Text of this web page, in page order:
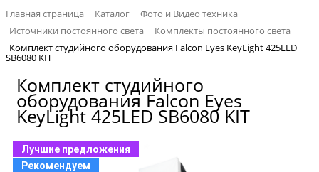
Главная страница Каталог
Фото и Видео техника
Источники постоянного света
Комплекты постоянного света
Комплект студийного оборудования Falcon Eyes KeyLight 425LED
SB6080 KIT
Комплект студийного
оборудования Falcon Eyes
KeyLight 425LED SB6080 KIT
Лучшие предложения
Рекомендуем